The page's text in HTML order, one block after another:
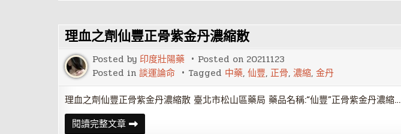
豐
小
青
龍
湯
濃
細
粒
理血之劑仙豐正骨紫金丹濃縮散
Posted by 印度壯陽藥 Posted on 20211123
Posted in 談運論命 Tagged 中藥, 仙豐, 正骨, 濃縮, 金丹
理血之劑仙豐正骨紫金丹濃縮散 臺北市松山區藥局 藥品名稱:“仙豐”正骨紫金丹濃縮…
閱讀完整文章理